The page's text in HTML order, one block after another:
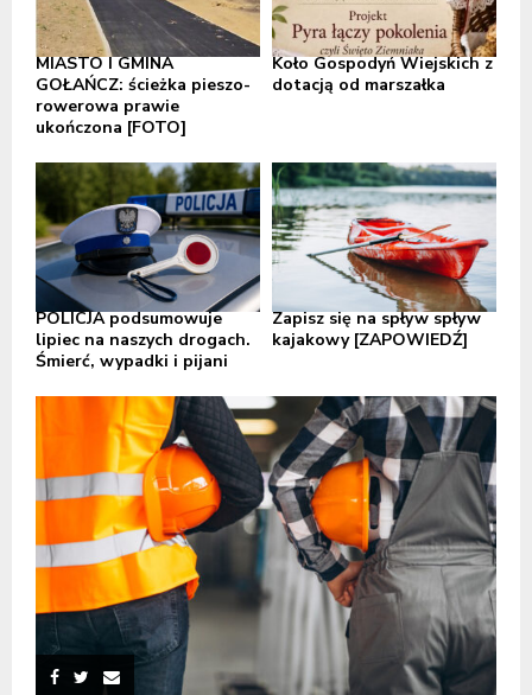
MIASTO I GMINA
GOŁAŃCZ: ścieżka pieszo-
rowerowa prawie
ukończona [FOTO]
Koło Gospodyń Wiejskich z
dotacją od marszałka
POLICJA podsumowuje
lipiec na naszych drogach.
Śmierć, wypadki i pijani
Zapisz się na spływ spływ
kajakowy [ZAPOWIEDŹ]